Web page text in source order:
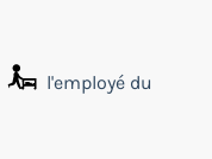
l'employé du